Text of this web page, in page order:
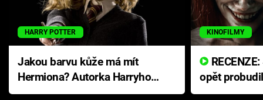
HARRY POTTER
Jakou barvu kůže má mít
Hermiona? Autorka Harryho
Pottera přišla s ráznou
KINOFILMY
opět
přichází s